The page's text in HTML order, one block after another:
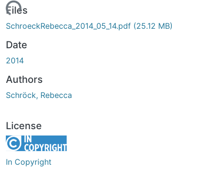
Files
SchroeckRebecca_2014_05_14.pdf (25.12 MB)
Date
2014
Authors
Schröck, Rebecca
License
In Copyright